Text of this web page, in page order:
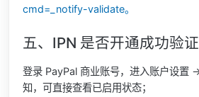
cmd=_notify-validate。
五、IPN 是否开通成功验证
登录 PayPal 商业账号，进入账户设置
知，可直接查看已启用状态；